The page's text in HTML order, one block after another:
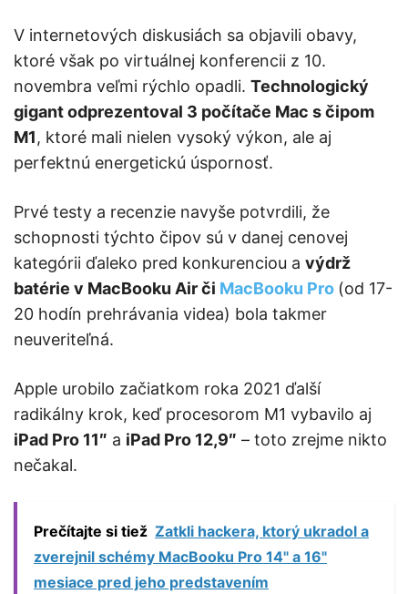
V internetových diskusiách sa objavili obavy,
ktoré však po virtuálnej konferencii z 10.
novembra veľmi rýchlo opadli. Technologický
gigant odprezentoval 3 počítače Mac s čipom
M1, ktoré mali nielen vysoký výkon, ale aj
perfektnú energetickú úspornosť.
Prvé testy a recenzie navyše potvrdili, že
schopnosti týchto čipov sú v danej cenovej
kategórii ďaleko pred konkurenciou a výdrž
batérie v MacBooku Air či MacBooku Pro (od 17-
20 hodín prehrávania videa) bola takmer
neuveriteľná.
Apple urobilo začiatkom roka 2021 ďalší
radikálny krok, keď procesorom M1 vybavilo aj
iPad Pro 11″ a iPad Pro 12,9″ – toto zrejme nikto
nečakal.
Prečítajte si tiež Zatkli hackera, ktorý ukradol a
zverejnil schémy MacBooku Pro 14" a 16"
mesiace pred jeho predstavením